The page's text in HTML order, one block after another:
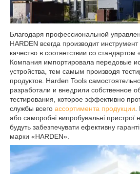
Благодаря профессиональной
HARDEN всегда производит
качество в соответствии со стандартом
Компания импортировала передовые
устройства, тем самым производя
продуктов. Harden Tools
разработали и внедрили собственное
тестирования, которое эффективно
службы всего ассортимента продукции
або саморобні випробувальні пристрої
будуть забезпечувати ефективну
марки «HARDEN».